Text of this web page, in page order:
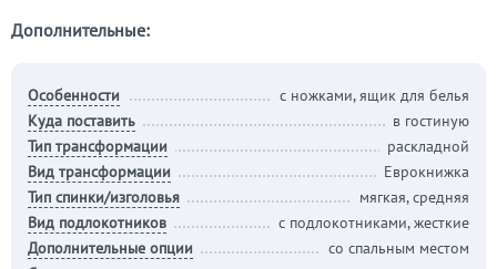
Дополнительные:
Особенности
с ножками, ящик для белья
Куда поставить
в гостиную
Тип трансформации
раскладной
Вид трансформации
Еврокнижка
Тип спинки/изголовья
мягкая, средняя
Вид подлокотников
с подлокотниками, жесткие
Дополнительные опции
со спальным местом